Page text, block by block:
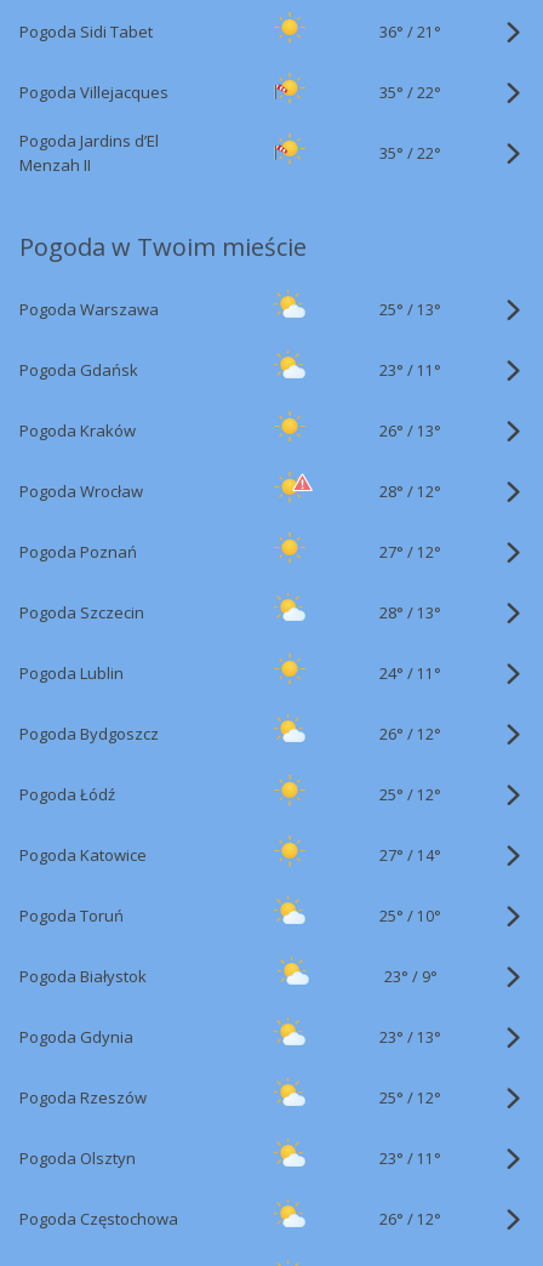
Pogoda Sidi Tabet 36° /21°
Pogoda Villejacques 35° /22°
Pogoda Jardins d’El
Menzah II
35° /22°
Pogoda w Twoim mieście
Pogoda Warszawa 25° / 13°
Pogoda Gdańsk 23° / 11°
Pogoda Kraków 26° / 13°
Pogoda Wrocław 28° / 12°
Pogoda Poznań 27° / 12°
Pogoda Szczecin 28° / 13°
Pogoda Lublin 24° / 11°
Pogoda Bydgoszcz 26° / 12°
Pogoda Łódź 25° / 12°
Pogoda Katowice 27° / 14°
Pogoda Toruń 25° / 10°
Pogoda Białystok 23° / 9°
Pogoda Gdynia 23° / 13°
Pogoda Rzeszów 25° / 12°
Pogoda Olsztyn 23° / 11°
Pogoda Częstochowa 26° / 12°